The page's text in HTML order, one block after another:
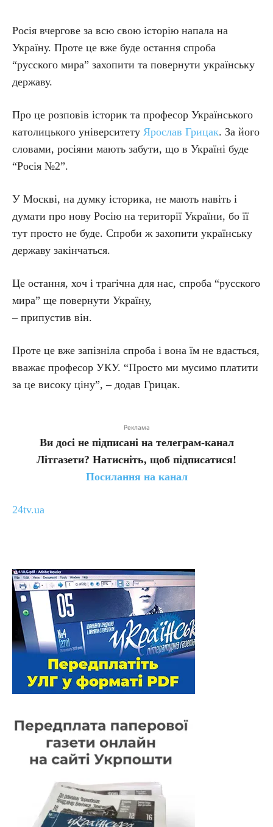
Росія вчергове за всю свою історію напала на
Україну. Проте це вже буде остання спроба
“русского мира” захопити та повернути українську
державу.
Про це розповів історик та професор Українського
католицького університету Ярослав Грицак. За його
словами, росіяни мають забути, що в Україні буде
“Росія №2”.
У Москві, на думку історика, не мають навіть і
думати про нову Росію на території України, бо її
тут просто не буде. Спроби ж захопити українську
державу закінчаться.
Це остання, хоч і трагічна для нас, спроба “русского
мира” ще повернути Україну,
– припустив він.
Проте це вже запізніла спроба і вона їм не вдасться,
вважає професор УКУ. “Просто ми мусимо платити
за це високу ціну”, – додав Грицак.
Реклама
Ви досі не підписані на телеграм-канал
Літгазети? Натисніть, щоб підписатися!
Посилання на канал
24tv.ua